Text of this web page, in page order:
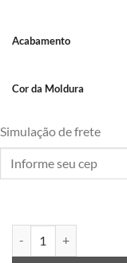
Acabamento
Cor da Moldura
Simulação de frete